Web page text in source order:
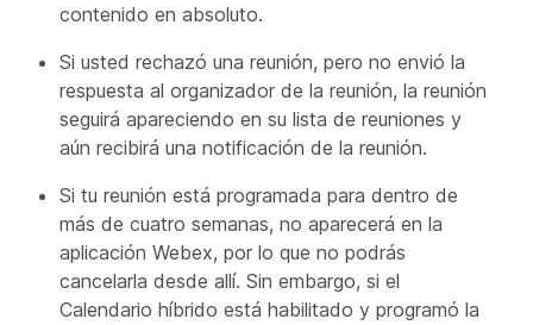
contenido en absoluto.
Si usted rechazó una reunión, pero no envió la
respuesta al organizador de la reunión, la reunión
seguirá apareciendo en su lista de reuniones y
aún recibirá una notificación de la reunión.
Si tu reunión está programada para dentro de
más de cuatro semanas, no aparecerá en la
aplicación Webex, por lo que no podrás
cancelarla desde allí. Sin embargo, si el
Calendario híbrido está habilitado y programó la